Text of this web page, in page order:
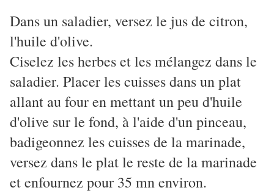
Dans un saladier, versez le jus de citron,
l'huile d'olive.
Ciselez les herbes et les mélangez dans le
saladier. Placer les cuisses dans un plat
allant au four en mettant un peu d'huile
d'olive sur le fond, à l'aide d'un pinceau,
badigeonnez les cuisses de la marinade,
versez dans le plat le reste de la marinade
et enfournez pour 35 mn environ.